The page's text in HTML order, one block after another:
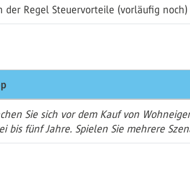
der Regel Steuervorteile (vorläufig noch)
Sie sich vor dem Kauf von
bis fünf Jahre. Spielen Sie mehrere